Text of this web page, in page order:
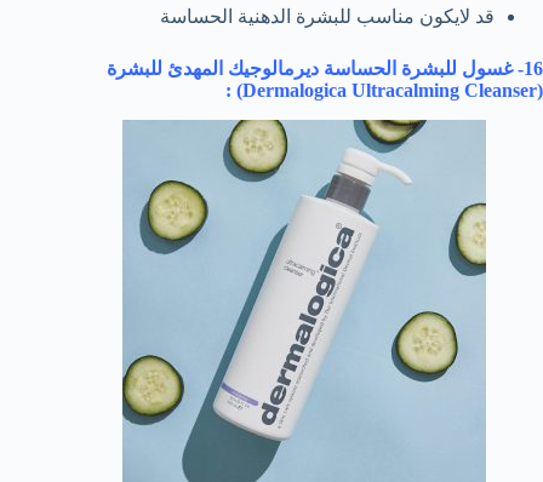
قد لايكون مناسب للبشرة الدهنية الحساسة
16- غسول للبشرة الحساسة ديرمالوجيك المهدئ للبشرة
(
Dermalogica Ultracalming Cleanser
) :